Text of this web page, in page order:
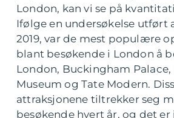
London, kan vi se på
Ifølge en undersøkelse utført
2019, var de mest populære
blant besøkende i London å
London, Buckingham
Museum og Tate Modern.
attraksjonene tiltrekker seg
besøkende hvert år, og det er